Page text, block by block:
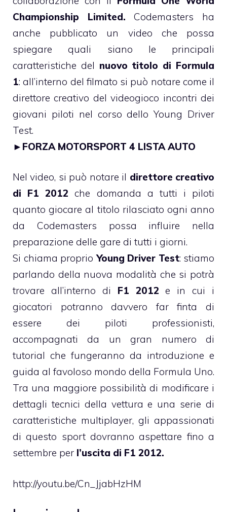
Championship Limited. Codemasters ha
anche pubblicato un video che possa
spiegare quali siano le principali
caratteristiche del nuovo titolo di Formula
1: all’interno del filmato si può notare come il
direttore creativo del videogioco incontri dei
giovani piloti nel corso dello Young Driver
Test.
► FORZA MOTORSPORT 4 LISTA AUTO
Nel video, si può notare il direttore creativo
di F1 2012che domanda a tutti i piloti
quanto giocare al titolo rilasciato ogni anno
da Codemasters possa influire nella
preparazione delle gare di tutti i giorni.
Si chiama proprioYoung Driver Test: stiamo
parlando della nuova modalità che si potrà
trovare all’interno di F1 2012 e in cui i
giocatori potranno davvero far finta di
essere dei piloti professionisti,
accompagnati da un gran numero di
tutorial che fungeranno da introduzione e
guida al favoloso mondo della Formula Uno.
Tra una maggiore possibilità di modificare i
dettagli tecnici della vettura e una serie di
caratteristiche multiplayer, gli appassionati
di questo sport dovranno aspettare fino a
settembre per l’uscita di F1 2012.
http://youtu.be/Cn_JjabHzHM